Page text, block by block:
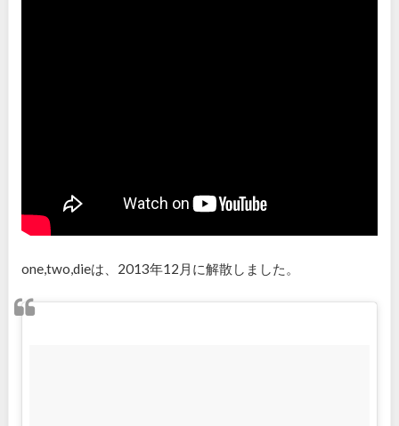
one,two,dieは、2013年12月に解散しました。